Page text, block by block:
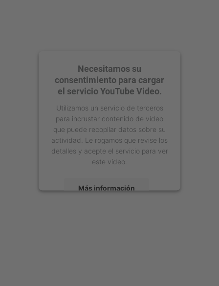
Necesitamos su
consentimiento para cargar
el servicio YouTube Video.
Utilizamos un servicio de terceros
para incrustar contenido de vídeo
que puede recopilar datos sobre su
actividad. Le rogamos que revise los
detalles y acepte el servicio para ver
este vídeo.
Más información